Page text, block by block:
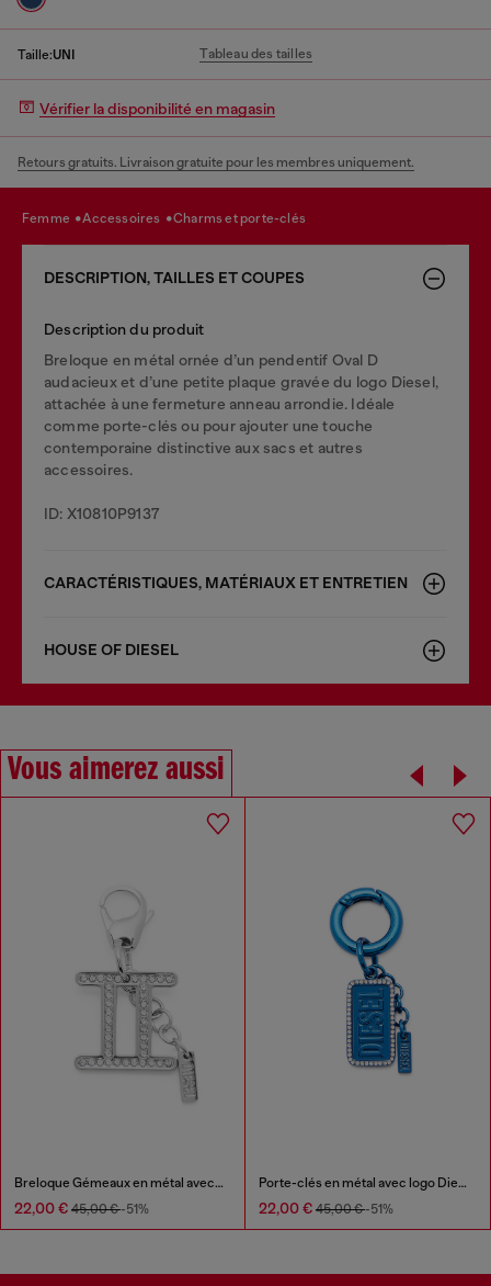
Taille:UNI Tableau des tailles
Vérifier la disponibilité en magasin
Retours gratuits. Livraison gratuite pour les membres uniquement.
femme accessoires charms et porte-clés
DESCRIPTION, TAILLES ET COUPES
Description du produit
Breloque en métal ornée d’un pendentif Oval D
audacieux et d’une petite plaque gravée du logo Diesel,
attachée à une fermeture anneau arrondie. Idéale
comme porte-clés ou pour ajouter une touche
contemporaine distinctive aux sacs et autres
accessoires.
ID: X10810P9137
CARACTÉRISTIQUES, MATÉRIAUX ET ENTRETIEN
HOUSE OF DIESEL
Vous aimerez aussi
Breloque Gémeaux en métal avec strass
22,00 € 45,00 €-51%
Porte-clés en métal avec logo Diesel et strass
22,00 € 45,00 €-51%